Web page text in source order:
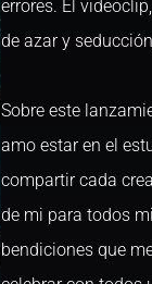
errores. El
de azar y
Sobre este
amo estar en el
compartir cada
de mi para todos
bendiciones que